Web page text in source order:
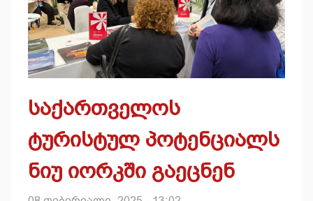
საქართველოს
ტურისტულ პოტენციალს
ნიუ იორკში გაეცნენ